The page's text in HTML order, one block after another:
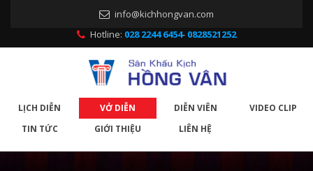
info@kichhongvan.com
Hotline: 028 2244 6454- 0828521252
LỊCH DIỄN VỞ DIỄN DIỄN VIÊN
VIDEO CLIP
TIN TỨC
GIỚI THIỆU LIÊN HỆ